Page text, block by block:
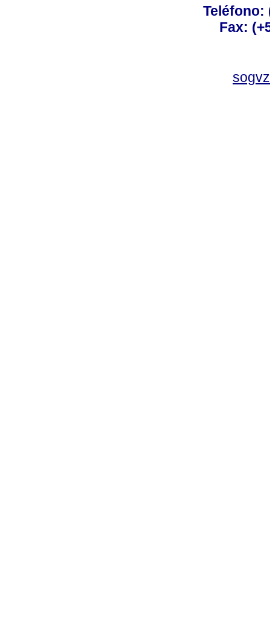
Teléfono:
Fax: